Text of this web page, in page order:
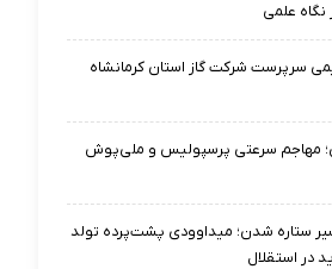
سرپرست شرکت گاز استان کرمانشاه
مهاجم سرعتی پرسپولیس و ملی‌پوش
ستاره شدن؛ میداوودی پشت‌پرده تولد
در استقلال